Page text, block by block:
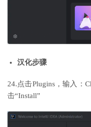
汉化步骤
24.点击Plugins，输入：
击“Install”